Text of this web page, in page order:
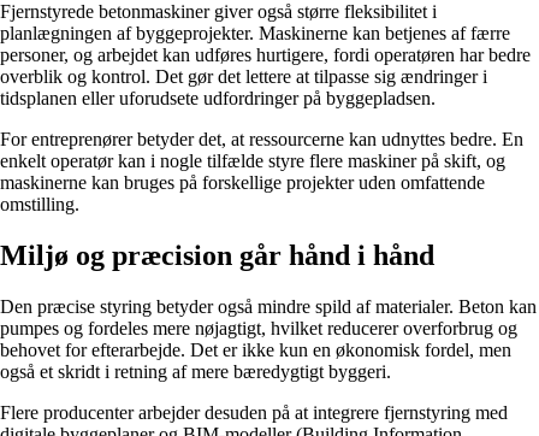
Fjernstyrede betonmaskiner giver også større fleksibilitet i
planlægningen af byggeprojekter. Maskinerne kan betjenes af færre
personer, og arbejdet kan udføres hurtigere, fordi operatøren har bedre
overblik og kontrol. Det gør det lettere at tilpasse sig ændringer i
tidsplanen eller uforudsete udfordringer på byggepladsen.
For entreprenører betyder det, at ressourcerne kan udnyttes bedre. En
enkelt operatør kan i nogle tilfælde styre flere maskiner på skift, og
maskinerne kan bruges på forskellige projekter uden omfattende
omstilling.
Miljø og præcision går hånd i hånd
Den præcise styring betyder også mindre spild af materialer. Beton kan
pumpes og fordeles mere nøjagtigt, hvilket reducerer overforbrug og
behovet for efterarbejde. Det er ikke kun en økonomisk fordel, men
også et skridt i retning af mere bæredygtigt byggeri.
Flere producenter arbejder desuden på at integrere fjernstyring med